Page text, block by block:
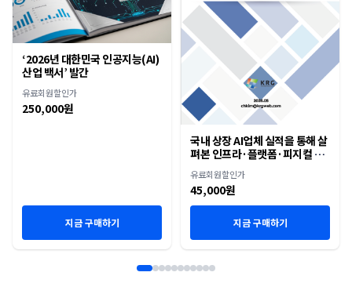
‘2026년 대한민국 인공지능(AI)
산업 백서’ 발간
유료회원할인가
250,000원
지금 구매하기
국내 상장 AI업체 실적을 통해 살
펴본 인프라·플랫폼·피지컬 AI
유료회원할인가
45,000원
지금 구매하기